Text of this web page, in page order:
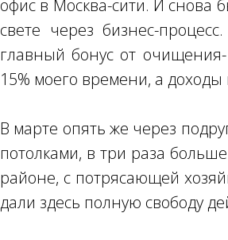
офис в Москва-сити. И снова
свете через бизнес-
главный бонус от
15% моего времени, а
В марте опять же через
потолками, в три раза
районе, с потрясающей
дали здесь полную свободу